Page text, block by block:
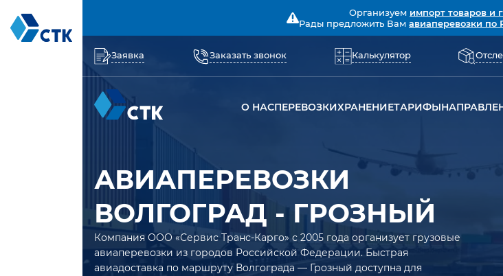
Организуем импорт товаров и
Рады предложить Вам авиаперевозки по
Заявка Заказать звонок Калькулятор
О НАСПЕРЕВОЗКИХРАНЕНИЕТАРИФЫ
АВИАПЕРЕВОЗКИ
ВОЛГОГРАД - ГРОЗНЫЙ
Компания ООО «Сервис Транс-Карго» с 2005 года организует грузовые
авиаперевозки из городов Российской Федерации. Быстрая
авиадоставка по маршруту Волгограда — Грозный доступна для